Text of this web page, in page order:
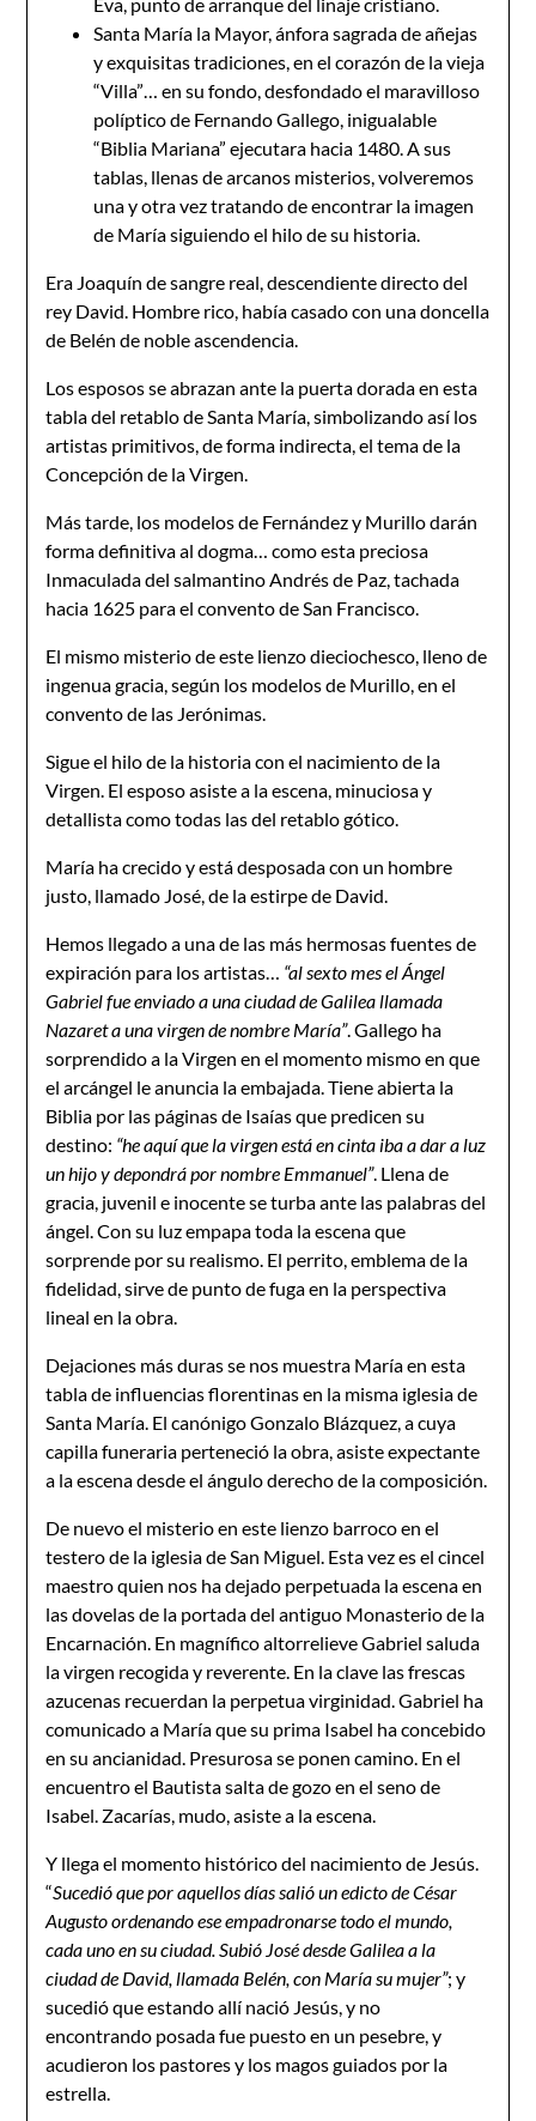
Santa María la Mayor, ánfora sagrada de añejas
y exquisitas tradiciones, en el corazón de la vieja
“Villa”… en su fondo, desfondado el maravilloso
políptico de Fernando Gallego, inigualable
“Biblia Mariana” ejecutara hacia 1480. A sus
tablas, llenas de arcanos misterios, volveremos
una y otra vez tratando de encontrar la imagen
de María siguiendo el hilo de su historia.
Era Joaquín de sangre real, descendiente directo del
rey David. Hombre rico, había casado con una doncella
de Belén de noble ascendencia.
Los esposos se abrazan ante la puerta dorada en esta
tabla del retablo de Santa María, simbolizando así los
artistas primitivos, de forma indirecta, el tema de la
Concepción de la Virgen.
Más tarde, los modelos de Fernández y Murillo darán
forma definitiva al dogma… como esta preciosa
Inmaculada del salmantino Andrés de Paz, tachada
hacia 1625 para el convento de San Francisco.
El mismo misterio de este lienzo dieciochesco, lleno de
ingenua gracia, según los modelos de Murillo, en el
convento de las Jerónimas.
Sigue el hilo de la historia con el nacimiento de la
Virgen. El esposo asiste a la escena, minuciosa y
detallista como todas las del retablo gótico.
María ha crecido y está desposada con un hombre
justo, llamado José, de la estirpe de David.
Hemos llegado a una de las más hermosas fuentes de
expiración para los artistas… “al sexto mes el Ángel
Gabriel fue enviado a una ciudad de Galilea llamada
Nazaret a una virgen de nombre María”. Gallego ha
sorprendido a la Virgen en el momento mismo en que
el arcángel le anuncia la embajada. Tiene abierta la
Biblia por las páginas de Isaías que predicen su
destino: “he aquí que la virgen está en cinta iba a dar a luz
un hijo y depondrá por nombre Emmanuel”. Llena de
gracia, juvenil e inocente se turba ante las palabras del
ángel. Con su luz empapa toda la escena que
sorprende por su realismo. El perrito, emblema de la
fidelidad, sirve de punto de fuga en la perspectiva
lineal en la obra.
Dejaciones más duras se nos muestra María en esta
tabla de influencias florentinas en la misma iglesia de
Santa María. El canónigo Gonzalo Blázquez, a cuya
capilla funeraria perteneció la obra, asiste expectante
a la escena desde el ángulo derecho de la composición.
De nuevo el misterio en este lienzo barroco en el
testero de la iglesia de San Miguel. Esta vez es el cincel
maestro quien nos ha dejado perpetuada la escena en
las dovelas de la portada del antiguo Monasterio de la
Encarnación. En magnífico altorrelieve Gabriel saluda
la virgen recogida y reverente. En la clave las frescas
azucenas recuerdan la perpetua virginidad. Gabriel ha
comunicado a María que su prima Isabel ha concebido
en su ancianidad. Presurosa se ponen camino. En el
encuentro el Bautista salta de gozo en el seno de
Isabel. Zacarías, mudo, asiste a la escena.
Y llega el momento histórico del nacimiento de Jesús.
“Sucedió que por aquellos días salió un edicto de César
Augusto ordenando ese empadronarse todo el mundo,
cada uno en su ciudad. Subió José desde Galilea a la
ciudad de David, llamada Belén, con María su mujer”; y
sucedió que estando allí nació Jesús, y no
encontrando posada fue puesto en un pesebre, y
acudieron los pastores y los magos guiados por la
estrella.